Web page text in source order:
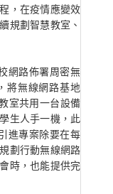
，在疫情應變效
規劃智慧教室、
網路佈署周密無
將無線網路基地
室共用一台設備
生人手一機，此
進專案除要在每
劃行動無線網路
時，也能提供完